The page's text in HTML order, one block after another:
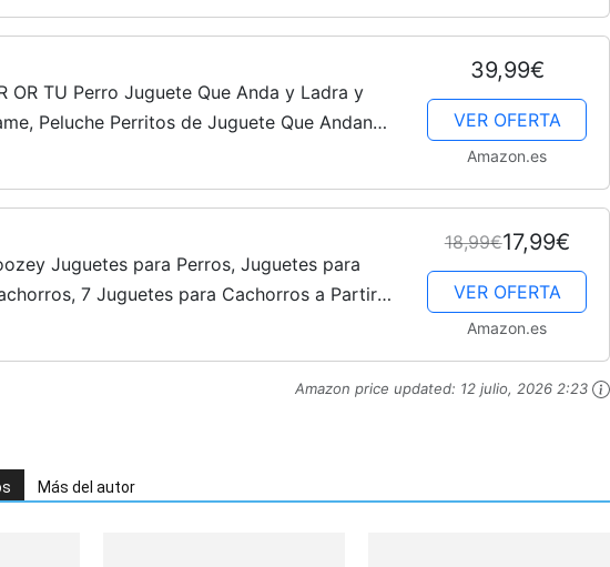
Juguete Que Anda y...
OR TU Perro Juguete Que Anda y Ladra y
Peluche Perritos de Juguete Que Andan
39,99€
VER OFERTA
Amazon.es
Juguetes para Perros, Juguetes para
7 Juguetes para Cachorros a Partir
18,99€17,99€
VER OFERTA
Amazon.es
Amazon price updated: 12 julio, 2026 2:23
Más del autor